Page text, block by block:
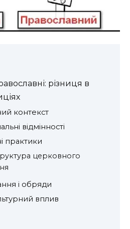
різниця в
контекст
відмінності
практики
церковного
і обряди
вплив